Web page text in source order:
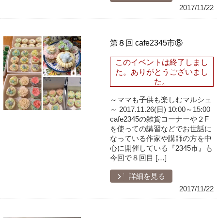
2017/11/22
第８回 cafe2345市⑧
このイベントは終了しまし
た。ありがとうございまし
た。
～ママも子供も楽しむマルシェ
～ 2017.11.26(日) 10:00～15:00
cafe2345の雑貨コーナーや２F
を使っての講習などでお世話に
なっている作家や講師の方を中
心に開催している『2345市』も
今回で８回目 […]
詳細を見る
2017/11/22